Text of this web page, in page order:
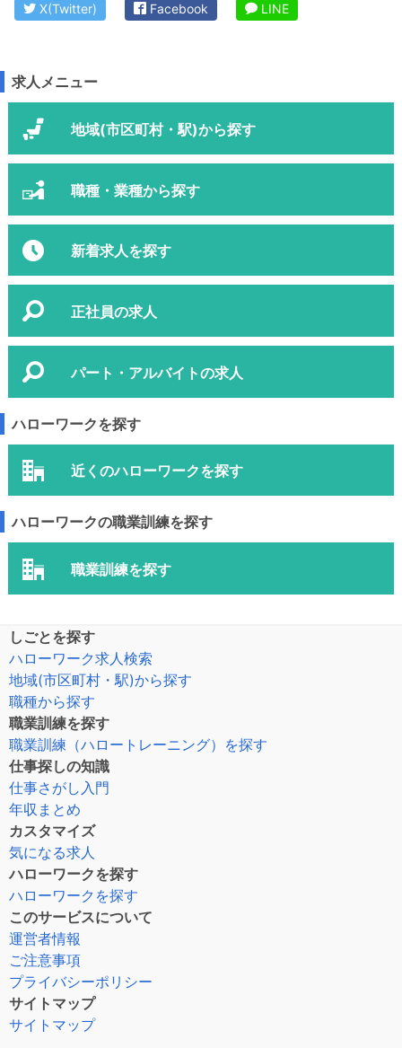
X(Twitter) Facebook LINE
求人メニュー
地域(市区町村・駅)から探す
職種・業種から探す
新着求人を探す
正社員の求人
パート・アルバイトの求人
ハローワークを探す
近くのハローワークを探す
ハローワークの職業訓練を探す
職業訓練を探す
しごとを探す
ハローワーク求人検索
地域(市区町村・駅)から探す
職種から探す
職業訓練を探す
職業訓練（ハロートレーニング）を探す
仕事探しの知識
仕事さがし入門
年収まとめ
カスタマイズ
気になる求人
ハローワークを探す
ハローワークを探す
このサービスについて
運営者情報
ご注意事項
プライバシーポリシー
サイトマップ
サイトマップ